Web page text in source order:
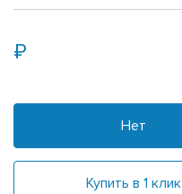
Нет
Купить в 1 клик